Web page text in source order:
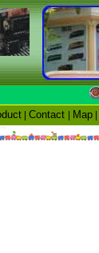
| Contact | Map |